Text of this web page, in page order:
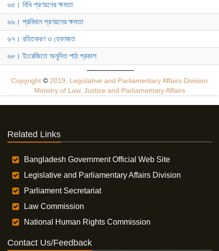
৬৫। বিধি প্রণয়নের ক্ষমতা
৬৬। প্রবিধান প্রণয়নের ক্ষমতা
৬৭। রহিতকরণ ও হেফাজত
৬৮। ইংরেজিতে অনূদিত পাঠ প্রকাশ
Copyright © 2019, Legislative and Parliamentary Affairs Division
Ministry of Law, Justice and Parliamentary Affairs
Related Links
Bangladesh Government Official Web Site
Legislative and Parliamentary Affairs Division
Parliament Secretariat
Law Commission
National Human Rights Commission
Contact Us/Feedback